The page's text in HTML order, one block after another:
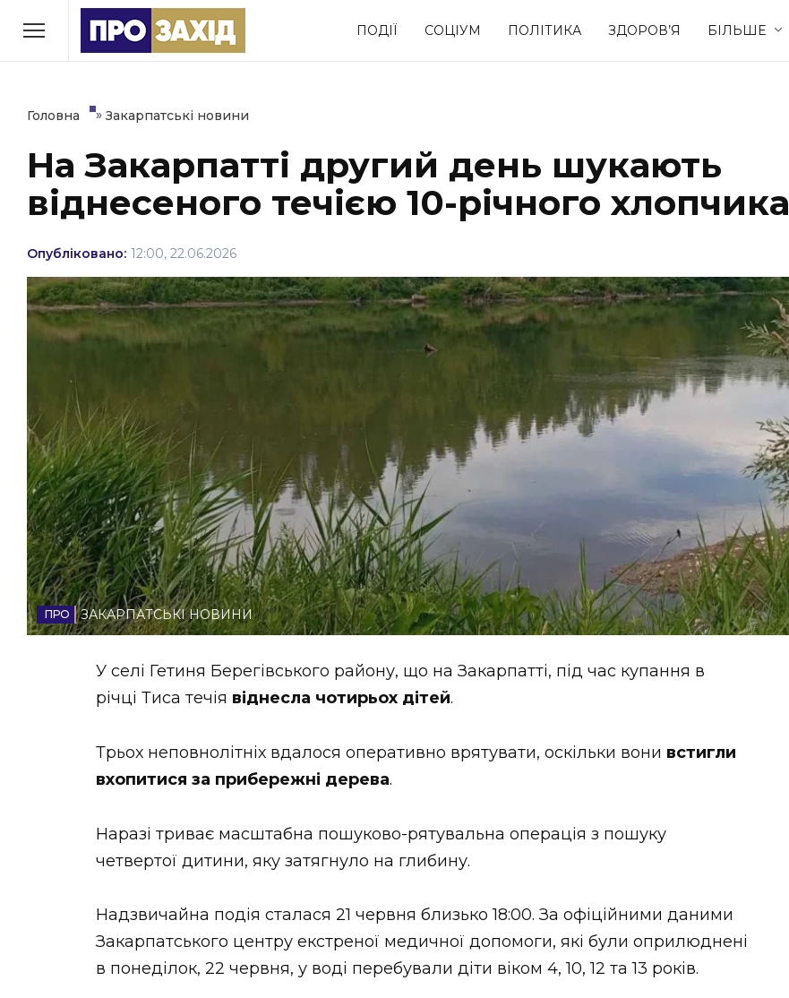
ПОДІЇ СОЦІУМ ПОЛІТИКА ЗДОРОВ’Я БІЛЬШЕ
РУБРИКИ
Економіка
Політика Соціум Спорт
Втрачений Ужгород
(відеоверсія)
ЗАКАРПАТСЬКІ НОВИНИ
НОВИНИ ЗАХІДНОЇ УКРАЇНИ
ФОТО
ВІДЕО
Головна » Закарпатські новини
На Закарпатті другий день шукають
віднесеного течією 10-річного хлопчика
Опубліковано: 12:00, 22.06.2026
ЗАКАРПАТСЬКІ НОВИНИ
У селі Гетиня Берегівського району, що на Закарпатті, під час купання в
річці Тиса течія віднесла чотирьох дітей.
Трьох неповнолітніх вдалося оперативно врятувати, оскільки вони встигли
вхопитися за прибережні дерева.
Наразі триває масштабна пошуково-рятувальна операція з пошуку
четвертої дитини, яку затягнуло на глибину.
Надзвичайна подія сталася 21 червня близько 18:00. За офіційними даними
Закарпатського центру екстреної медичної допомоги, які були оприлюднені
в понеділок, 22 червня, у воді перебували діти віком 4, 10, 12 та 13 років.